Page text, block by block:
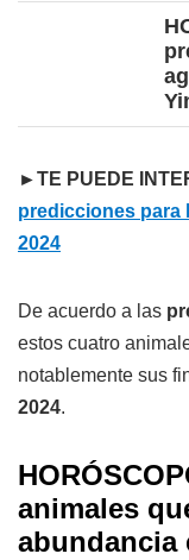
►TE PUEDE
predicciones para
2024
De acuerdo a las
estos cuatro
notablemente sus
2024.
animales
abundancia